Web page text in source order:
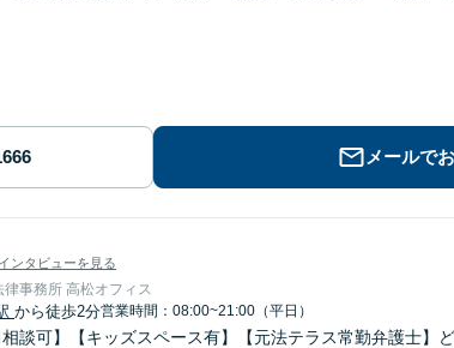
メールで
インタビューを見る
弁護士法人山本・坪井綜合法律事務所 高松オフィス
から徒歩2分営業時間：08:00~21:00（平日）
相談可】【キッズスペース有】【元法テラス常勤弁護士】